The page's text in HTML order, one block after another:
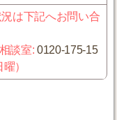
は下記へお問い合
談室:0120-175-15
）